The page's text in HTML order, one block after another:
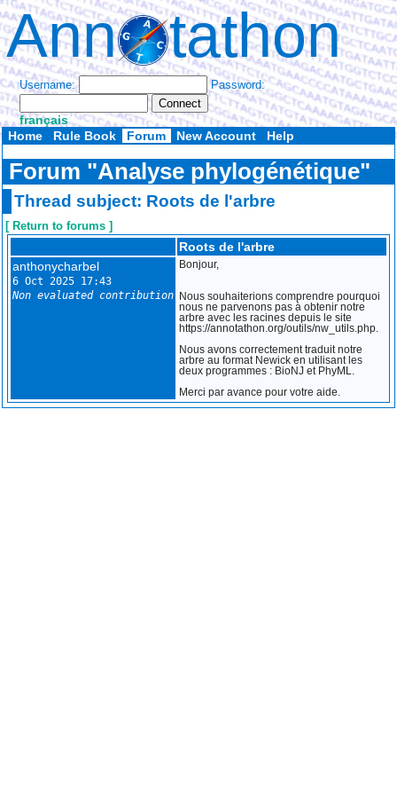
Ann tathon
Username: Password:
français
Home
Rule Book Forum New Account Help
Forum "Analyse phylogénétique"
Thread subject: Roots de l'arbre
[ Return to forums ]
Roots de l'arbre
anthonycharbel
6 Oct 2025 17:43
Non evaluated contribution
Bonjour,
Nous souhaiterions comprendre pourquoi
nous ne parvenons pas à obtenir notre
arbre avec les racines depuis le site
https://annotathon.org/outils/nw_utils.php.
Nous avons correctement traduit notre
arbre au format Newick en utilisant les
deux programmes : BioNJ et PhyML.
Merci par avance pour votre aide.